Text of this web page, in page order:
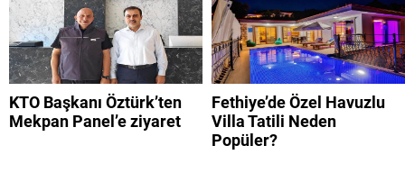
KTO Başkanı Öztürk’ten
Mekpan Panel’e ziyaret
Fethiye’de Özel Havuzlu
Villa Tatili Neden
Popüler?